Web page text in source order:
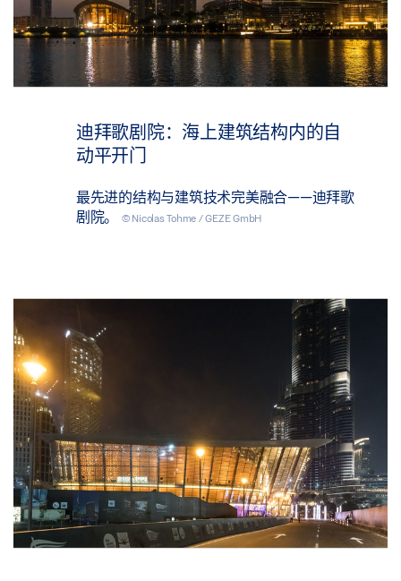
迪拜歌剧院：海上建筑结构内的自
动平开门
最先进的结构与建筑技术完美融合——迪拜歌
剧院。
© Nicolas Tohme / GEZE GmbH